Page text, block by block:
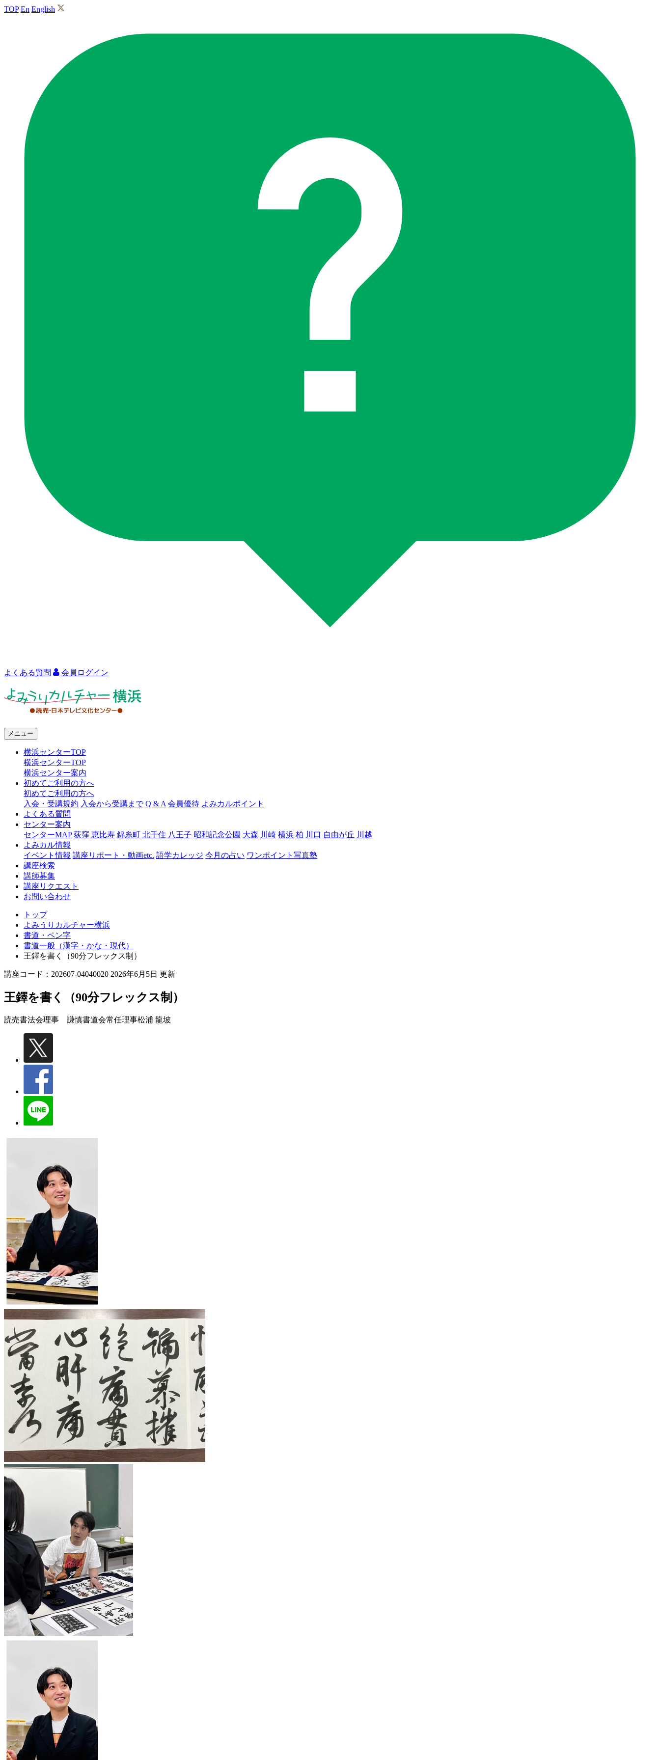
TOP En English
よくある質問 会員ログイン
ャ
横
浜
メニュー
横浜センターTOP
横浜センターTOP
横浜センター案内
初めてご利用の方へ
初めてご利用の方へ
入会・受講規約 入会から受講まで Q & A 会員優待 よみカルポイント
よくある質問
センター案内
センターMAP 荻窪 恵比寿 錦糸町 北千住 八王子 昭和記念公園 大森 川崎 横浜 柏 川口 自由が丘 川越
よみカル情報
イベント情報 講座リポート・動画etc. 語学カレッジ 今月の占い ワンポイント写真塾
講座検索
講師募集
講座リクエスト
お問い合わせ
トップ
よみうりカルチャー横浜
書道・ペン字
書道一般（漢字・かな・現代）
王鐸を書く（90分フレックス制）
講座コード：202607-04040020 2026年6月5日 更新
王鐸を書く（90分フレックス制）
読売書法会理事 謙慎書道会常任理事松浦 龍坡